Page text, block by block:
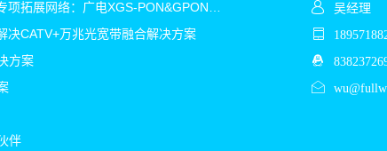
决CATV+万兆光宽带融合解决方案
方案
伴
吴经理